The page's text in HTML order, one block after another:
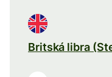
Britská libra